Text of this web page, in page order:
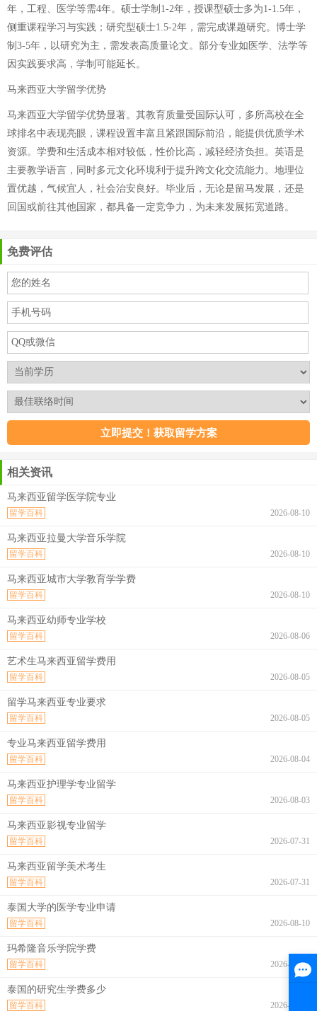
年，工程、医学等需4年。硕士学制1-2年，授课型硕士多为1-1.5年，
侧重课程学习与实践；研究型硕士1.5-2年，需完成课题研究。博士学
制3-5年，以研究为主，需发表高质量论文。部分专业如医学、法学等
因实践要求高，学制可能延长。
马来西亚大学留学优势
马来西亚大学留学优势显著。其教育质量受国际认可，多所高校在全
球排名中表现亮眼，课程设置丰富且紧跟国际前沿，能提供优质学术
资源。学费和生活成本相对较低，性价比高，减轻经济负担。英语是
主要教学语言，同时多元文化环境利于提升跨文化交流能力。地理位
置优越，气候宜人，社会治安良好。毕业后，无论是留马发展，还是
回国或前往其他国家，都具备一定竞争力，为未来发展拓宽道路。
免费评估
相关资讯
马来西亚留学医学院专业
2026-08-10
留学百科
马来西亚拉曼大学音乐学院
2026-08-10
留学百科
马来西亚城市大学教育学学费
2026-08-10
留学百科
马来西亚幼师专业学校
2026-08-06
留学百科
艺术生马来西亚留学费用
2026-08-05
留学百科
留学马来西亚专业要求
2026-08-05
留学百科
专业马来西亚留学费用
2026-08-04
留学百科
马来西亚护理学专业留学
2026-08-03
留学百科
马来西亚影视专业留学
2026-07-31
留学百科
马来西亚留学美术考生
2026-07-31
留学百科
泰国大学的医学专业申请
2026-08-10
留学百科
玛希隆音乐学院学费
2026-08-10
留学百科
泰国的研究生学费多少
2026-08-10
留学百科